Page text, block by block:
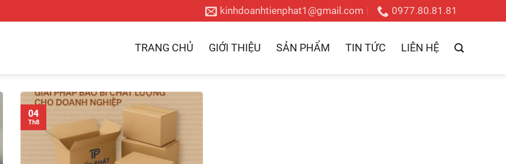
kinhdoanhtienphat1@gmail.com 0977.80.81.81
TRANG CHỦ GIỚI THIỆU SẢN PHẨM TIN TỨC LIÊN HỆ
04
Th8